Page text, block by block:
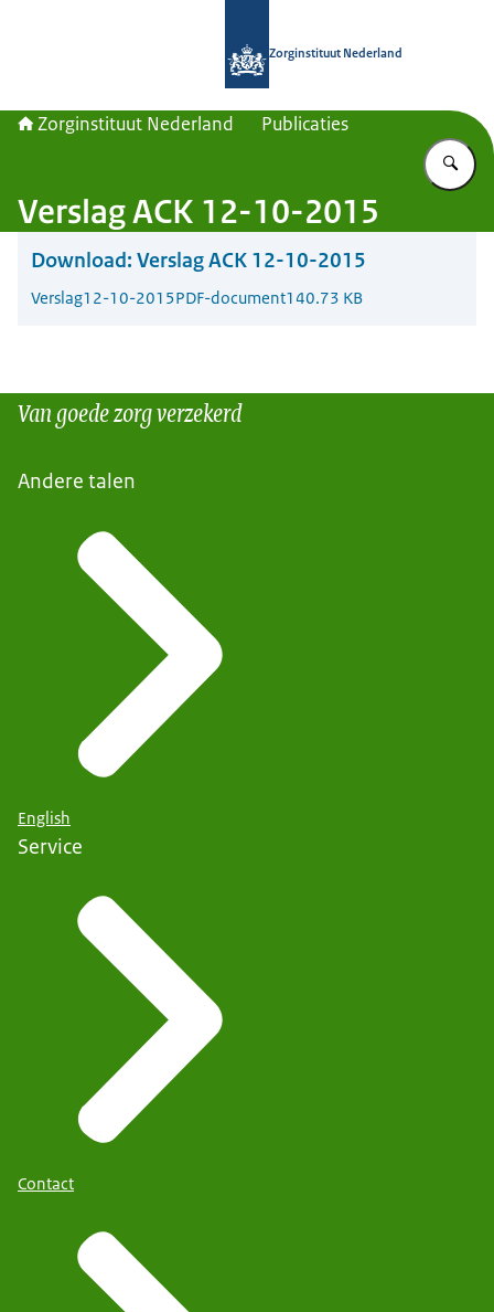
Zorginstituut Nederland
Zorginstituut Nederland Publicaties
Verslag ACK 12-10-2015
Download: Verslag ACK 12-10-2015
Verslag12-10-2015PDF-document140.73 KB
Van goede zorg verzekerd
Andere talen
English
Service
Contact